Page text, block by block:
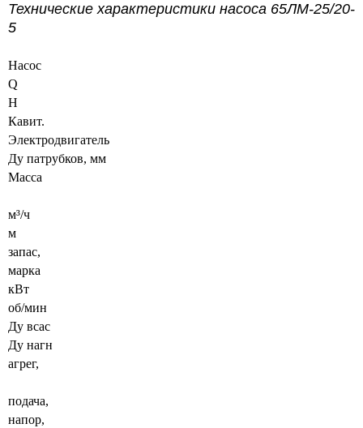
Технические характеристики насоса 65ЛМ-25/20-
5
Насос
Q
H
Кавит.
Электродвигатель
Ду патрубков, мм
Масса
м³/ч
м
запас,
марка
кВт
об/мин
Ду всас
Ду нагн
агрег,
подача,
напор,